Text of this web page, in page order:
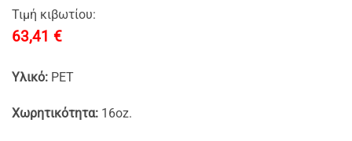
Τιμή κιβωτίου:
63,41 €
Υλικό: PET
Χωρητικότητα: 16oz.